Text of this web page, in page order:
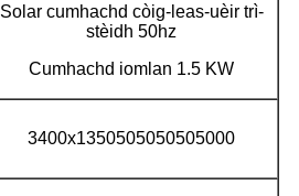
Solar cumhachd còig-leas-uèir trì-
stèidh 50hz
Cumhachd iomlan 1.5 KW
3400x1350505050505000